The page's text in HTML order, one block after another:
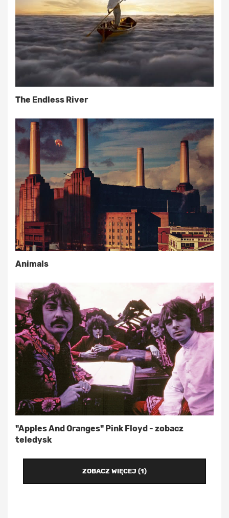
The Endless River
Animals
"Apples And Oranges" Pink Floyd - zobacz
teledysk
ZOBACZ WIĘCEJ (1)